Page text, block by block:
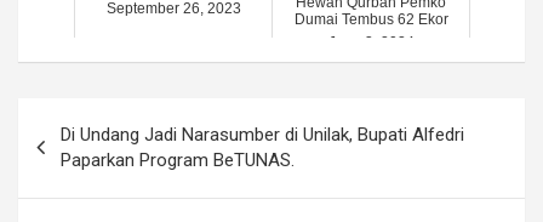
September 26, 2023
Dumai Tembus 62 Ekor
June 3, 2024
navigation
Di Undang Jadi Narasumber di Unilak, Bupati Alfedri
Paparkan Program BeTUNAS.